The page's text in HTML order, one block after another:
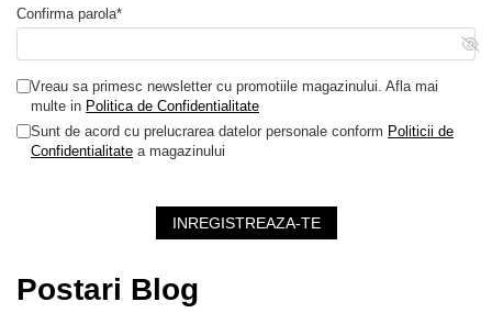
Confirma parola*
Vreau sa primesc newsletter cu promotiile magazinului. Afla mai
multe in Politica de Confidentialitate
Sunt de acord cu prelucrarea datelor personale conform Politicii de
Confidentialitate a magazinului
INREGISTREAZA-TE
Postari Blog